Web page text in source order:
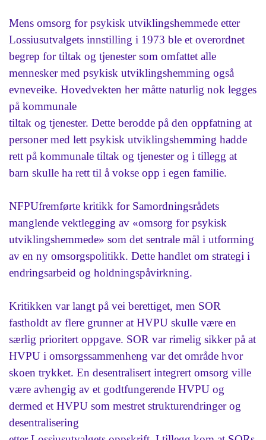
Mens omsorg for psykisk utviklingshemmede etter
Lossiusutvalgets innstilling i 1973 ble et overordnet
begrep for tiltak og tjenester som omfattet alle
mennesker med psykisk utviklingshemming også
evneveike. Hovedvekten her måtte naturlig nok legges
på kommunale
tiltak og tjenester. Dette berodde på den oppfatning at
personer med lett psykisk utviklingshemming hadde
rett på kommunale tiltak og tjenester og i tillegg at
barn skulle ha rett til å vokse opp i egen familie.
NFPUfremførte kritikk for Samordningsrådets
manglende vektlegging av «omsorg for psykisk
utviklingshemmede» som det sentrale mål i utforming
av en ny omsorgspolitikk. Dette handlet om strategi i
endringsarbeid og holdningspåvirkning.
Kritikken var langt på vei berettiget, men SOR
fastholdt av flere grunner at HVPU skulle være en
særlig prioritert oppgave. SOR var rimelig sikker på at
HVPU i omsorgssammenheng var det område hvor
skoen trykket. En desentralisert integrert omsorg ville
være avhengig av et godtfungerende HVPU og
dermed et HVPU som mestret strukturendringer og
desentralisering